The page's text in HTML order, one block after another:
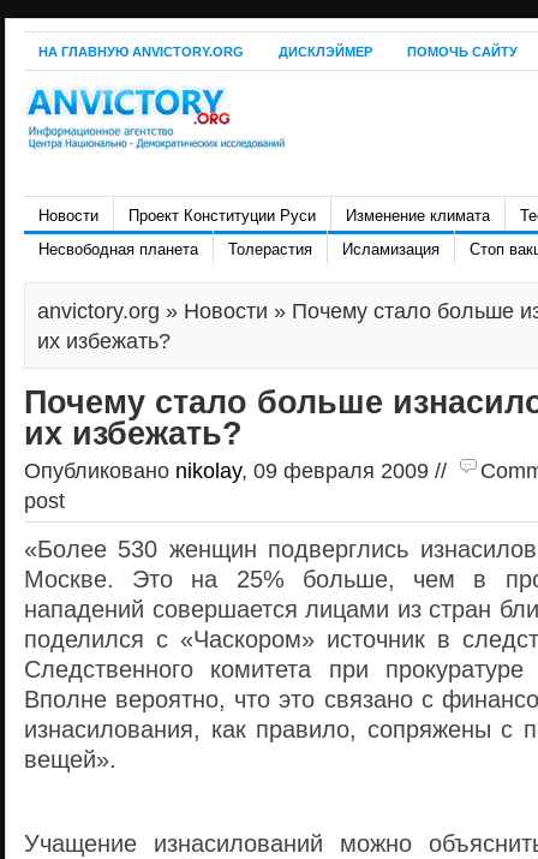
НА ГЛАВНУЮ ANVICTORY.ORG ДИСКЛЭЙМЕР ПОМОЧЬ САЙТУ
Новости Проект Конституции Руси Изменение климата
Несвободная планета
Толерастия Исламизация Стоп
anvictory.org » Новости » Почему стало больше
их избежать?
Почему стало больше
их избежать?
Опубликовано nikolay, 09 февраля 2009 //
post
«Более 530 женщин подверглись
Москве. Это на 25% больше, чем в
нападений совершается лицами из стран
поделился с «Часкором» источник в
Следственного комитета при
Вполне вероятно, что это связано с
изнасилования, как правило, сопряжены с
вещей».
Учащение изнасилований можно